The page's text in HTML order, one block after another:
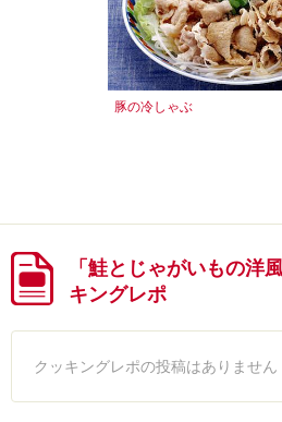
豚の冷しゃぶ
「鮭とじゃがいもの洋
キングレポ
クッキングレポの投稿はありません